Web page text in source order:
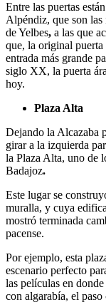
Entre las puertas
Alpéndiz, que son las
de Yelbes, a las que
que, la original puerta
entrada más grande
siglo XX, la puerta
hoy.
Plaza Alta
Dejando la Alcazaba
girar a la izquierda
la Plaza Alta, uno de
Badajoz.
Este lugar se
muralla, y cuya
mostró terminada
pacense.
Por ejemplo, esta
escenario perfecto
las películas en
con algarabía, el